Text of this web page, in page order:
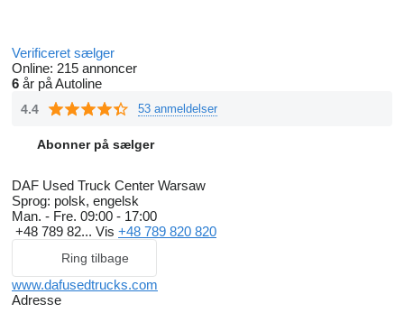
Verificeret sælger
Online: 215 annoncer
6 år på Autoline
4.4 53 anmeldelser
Abonner på sælger
DAF Used Truck Center Warsaw
Sprog: polsk, engelsk
Man. - Fre. 09:00 - 17:00
+48 789 82... Vis +48 789 820 820
Ring tilbage
www.dafusedtrucks.com
Adresse